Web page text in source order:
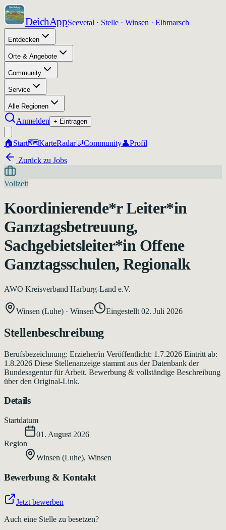
DeichAppSeevetal · Stelle · Winsen · Elbmarsch
Entdecken
Orte & Angebote
Community
Service
Alle Regionen
Anmelden + Eintragen
🏠Start🗺️KarteRadar💬Community👤Profil
Zurück zu Jobs
Vollzeit
Koordinierende*r Leiter*in
Ganztagsbetreuung,
Sachgebietsleiter*in Offene
Ganztagsschulen, Regionalk
AWO Kreisverband Harburg-Land e.V.
Winsen (Luhe) · Winsen Eingestellt 02. Juli 2026
Stellenbeschreibung
Berufsbezeichnung: Erzieher/in Veröffentlicht: 1.7.2026 Eintritt ab:
1.8.2026 Diese Stellenanzeige stammt aus der Datenbank der
Bundesagentur für Arbeit. Bewerbung & vollständige Beschreibung
über den Original-Link.
Details
Startdatum
01. August 2026
Region
Winsen (Luhe), Winsen
Bewerbung & Kontakt
Jetzt bewerben
Auch eine Stelle zu besetzen?